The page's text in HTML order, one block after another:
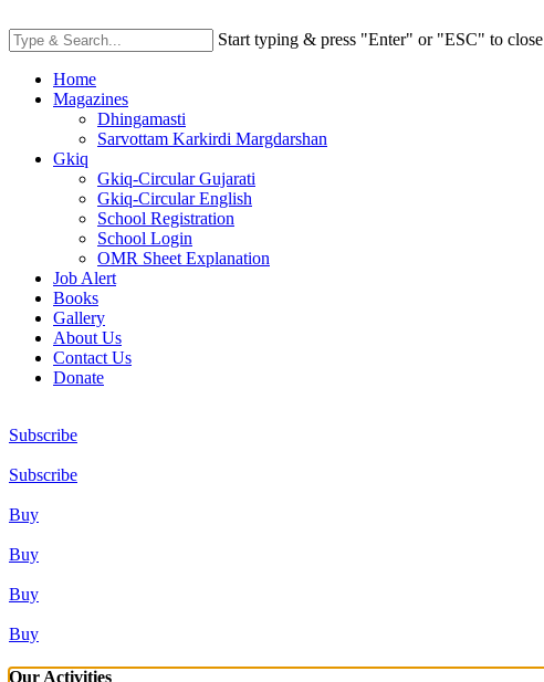
Start typing & press "Enter" or "ESC" to close
Home
Magazines
Dhingamasti
Sarvottam Karkirdi Margdarshan
Gkiq
Gkiq-Circular Gujarati
Gkiq-Circular English
School Registration
School Login
OMR Sheet Explanation
Job Alert
Books
Gallery
About Us
Contact Us
Donate
Subscribe
Subscribe
Buy
Buy
Buy
Buy
Our Activities